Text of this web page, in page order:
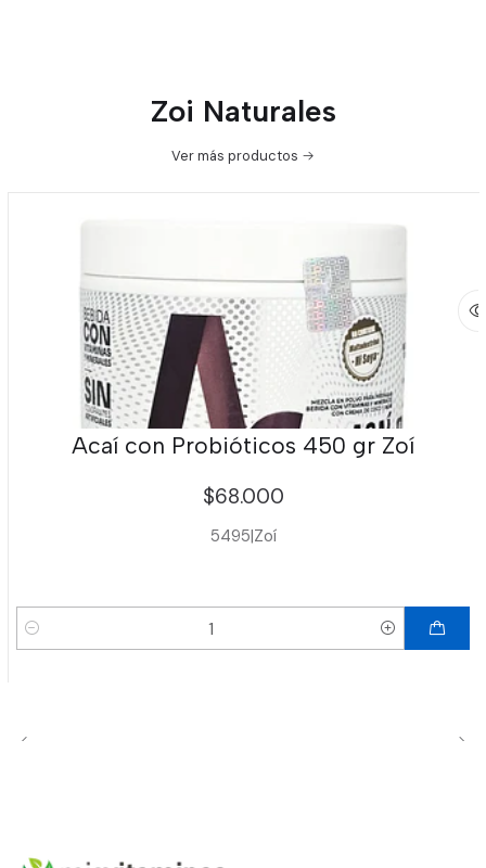
Zoi Naturales
Ver más productos
Acaí con Probióticos 450 gr Zoí
$68.000
5495|Zoí
Cantidad